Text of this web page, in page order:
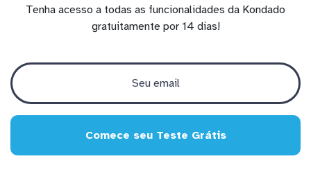
Tenha acesso a todas as funcionalidades da Kondado
gratuitamente por 14 dias!
Comece seu Teste Grátis